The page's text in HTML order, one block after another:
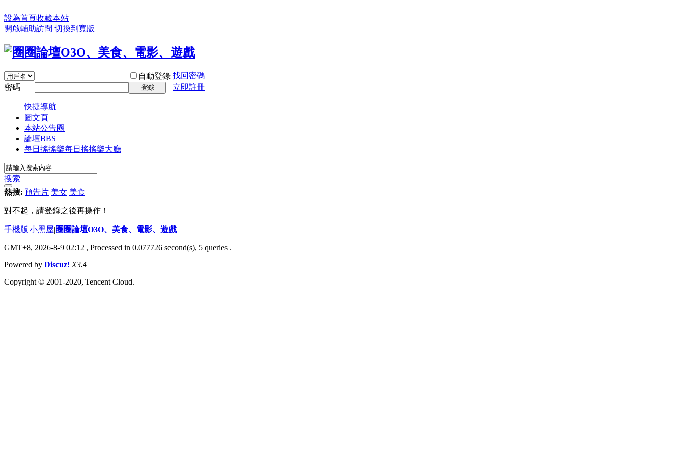
設為首頁收藏本站
開啟輔助訪問 切換到寬版
自動登錄 找回密碼
密碼
登錄 立即註冊
快捷導航
圖文頁
本站公告圈
論壇BBS
每日搖搖樂每日搖搖樂大廳
搜索
熱搜: 預告片 美女 美食
對不起，請登錄之後再操作！
手機版|小黑屋|圈圈論壇O3O、美食、電影、遊戲
GMT+8, 2026-8-9 02:12 , Processed in 0.077726 second(s), 5 queries .
Powered by Discuz! X3.4
Copyright © 2001-2020, Tencent Cloud.